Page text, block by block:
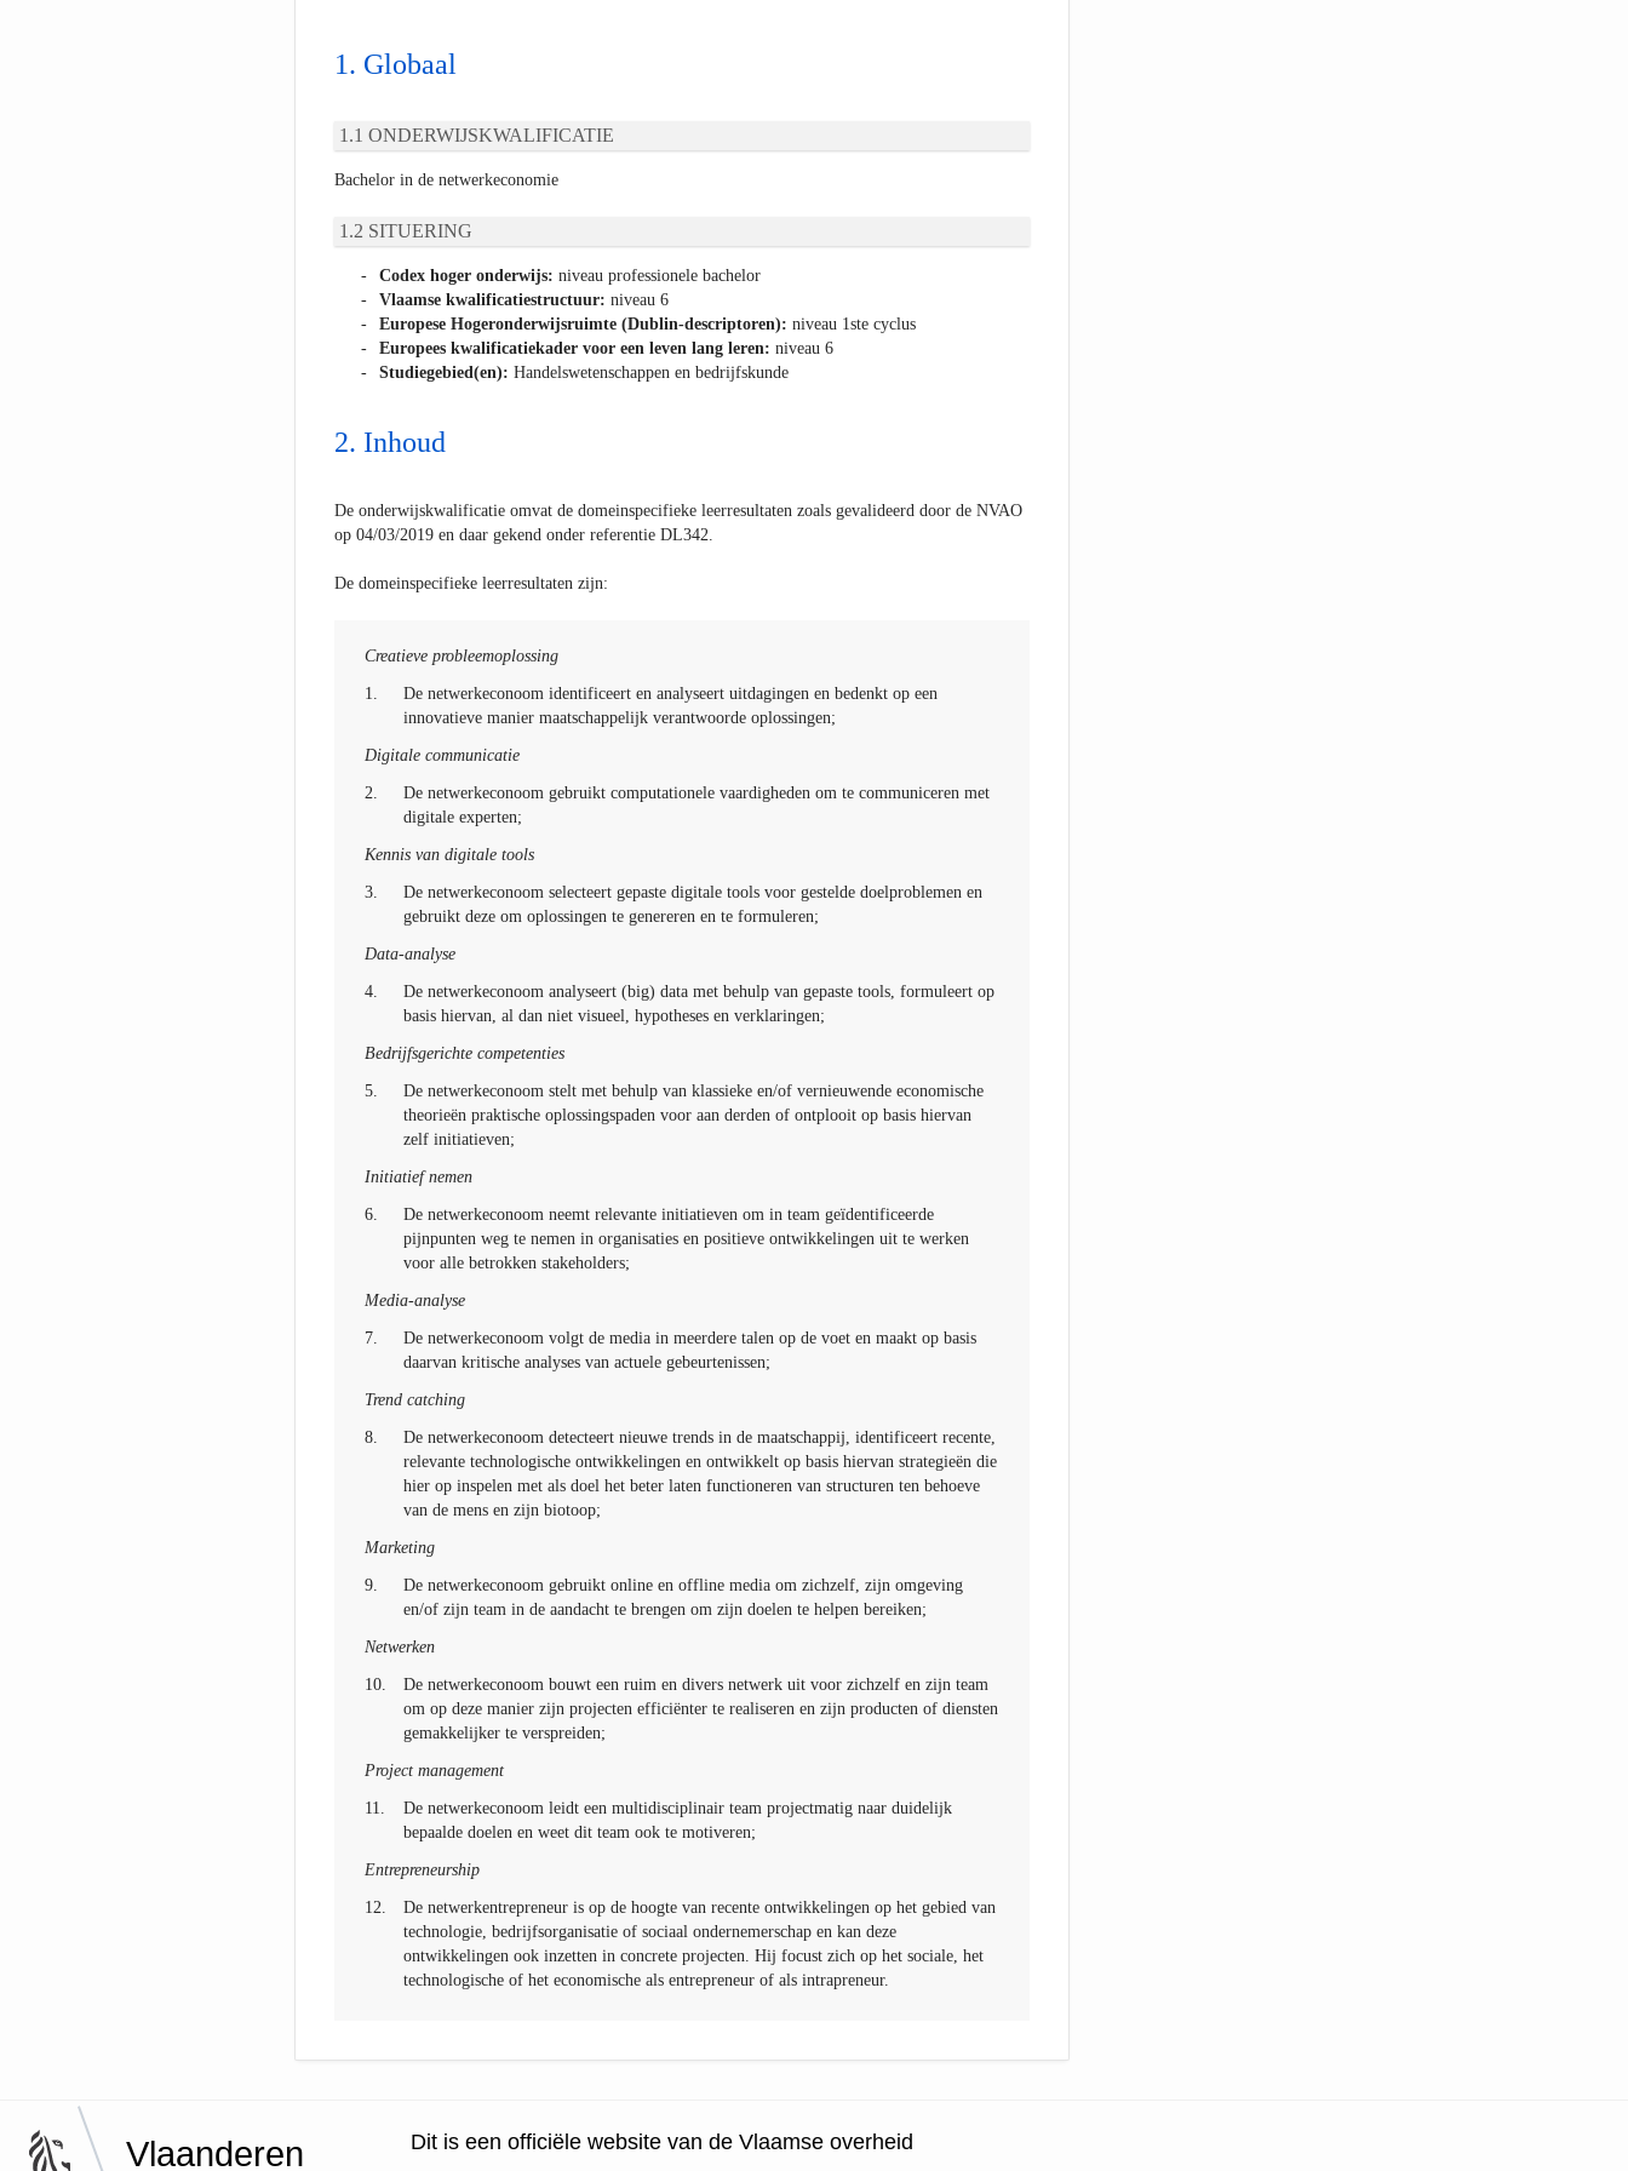
Globaal
ONDERWIJSKWALIFICATIE
Bachelor in de netwerkeconomie
SITUERING
Codex hoger onderwijs: niveau professionele bachelor
Vlaamse kwalificatiestructuur: niveau 6
Europese Hogeronderwijsruimte (Dublin-descriptoren): niveau 1ste cyclus
Europees kwalificatiekader voor een leven lang leren: niveau 6
Studiegebied(en): Handelswetenschappen en bedrijfskunde
Inhoud
De onderwijskwalificatie omvat de domeinspecifieke leerresultaten zoals gevalideerd door de NVAO
op 04/03/2019 en daar gekend onder referentie DL342.
De domeinspecifieke leerresultaten zijn:
Creatieve probleemoplossing
1.
De netwerkeconoom identificeert en analyseert uitdagingen en bedenkt op een
innovatieve manier maatschappelijk verantwoorde oplossingen;
Digitale communicatie
2.
De netwerkeconoom gebruikt computationele vaardigheden om te communiceren met
digitale experten;
Kennis van digitale tools
3.
De netwerkeconoom selecteert gepaste digitale tools voor gestelde doelproblemen en
gebruikt deze om oplossingen te genereren en te formuleren;
Data-analyse
4.
De netwerkeconoom analyseert (big) data met behulp van gepaste tools, formuleert op
basis hiervan, al dan niet visueel, hypotheses en verklaringen;
Bedrijfsgerichte competenties
5.
De netwerkeconoom stelt met behulp van klassieke en/of vernieuwende economische
theorieën praktische oplossingspaden voor aan derden of ontplooit op basis hiervan
zelf initiatieven;
Initiatief nemen
6.
De netwerkeconoom neemt relevante initiatieven om in team geïdentificeerde
pijnpunten weg te nemen in organisaties en positieve ontwikkelingen uit te werken
voor alle betrokken stakeholders;
Media-analyse
7.
De netwerkeconoom volgt de media in meerdere talen op de voet en maakt op basis
daarvan kritische analyses van actuele gebeurtenissen;
Trend catching
8.
De netwerkeconoom detecteert nieuwe trends in de maatschappij, identificeert recente,
relevante technologische ontwikkelingen en ontwikkelt op basis hiervan strategieën die
hier op inspelen met als doel het beter laten functioneren van structuren ten behoeve
van de mens en zijn biotoop;
Marketing
9.
De netwerkeconoom gebruikt online en offline media om zichzelf, zijn omgeving
en/of zijn team in de aandacht te brengen om zijn doelen te helpen bereiken;
Netwerken
10.
De netwerkeconoom bouwt een ruim en divers netwerk uit voor zichzelf en zijn team
om op deze manier zijn projecten efficiënter te realiseren en zijn producten of diensten
gemakkelijker te verspreiden;
Project management
11.
De netwerkeconoom leidt een multidisciplinair team projectmatig naar duidelijk
bepaalde doelen en weet dit team ook te motiveren;
Entrepreneurship
12.
De netwerkentrepreneur is op de hoogte van recente ontwikkelingen op het gebied van
technologie, bedrijfsorganisatie of sociaal ondernemerschap en kan deze
ontwikkelingen ook inzetten in concrete projecten. Hij focust zich op het sociale, het
technologische of het economische als entrepreneur of als intrapreneur.
Vlaanderen Dit is een officiële website van de Vlaamse overheid